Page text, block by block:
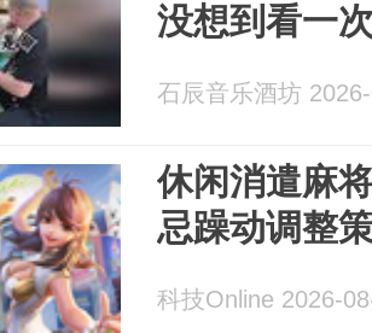
没想到看一
石辰音乐酒坊
休闲消遣麻
忌躁动调整
科技Online 2026-